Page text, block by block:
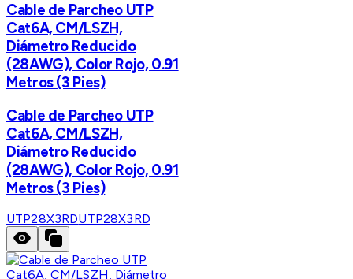
Cable de Parcheo UTP
Cat6A, CM/LSZH,
Diámetro Reducido
(28AWG), Color Rojo, 0.91
Metros (3 Pies)
Cable de Parcheo UTP
Cat6A, CM/LSZH,
Diámetro Reducido
(28AWG), Color Rojo, 0.91
Metros (3 Pies)
UTP28X3RDUTP28X3RD